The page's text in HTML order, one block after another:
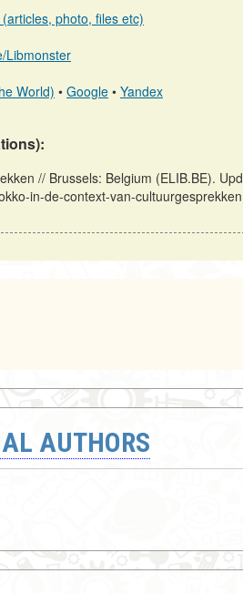
photo, files etc)
Libmonster
World) • Google • Yandex
// Brussels: Belgium (ELIB.BE).
in-de-context-van-
AUTHORS